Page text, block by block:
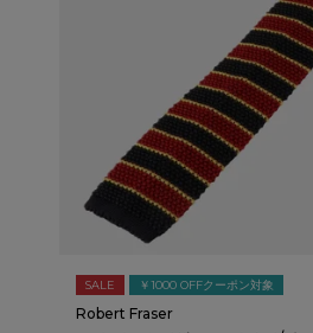
SALE ￥1000 OFFクーポン対象
Robert Fraser